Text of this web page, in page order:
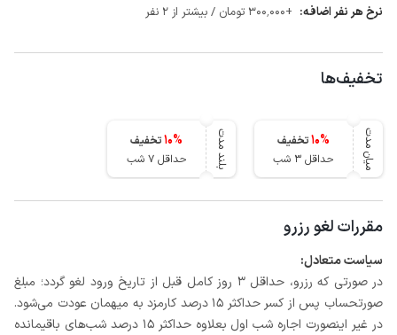
نرخ هر نفر اضافه: +300٬000 تومان / بیشتر از 2 نفر
تخفیف‌ها
میان مدت 10%
تخفیف
حداقل 3 شب
بلند مدت 10%
تخفیف
حداقل 7 شب
مقررات لغو رزرو
سیاست متعادل:
در صورتی که رزرو، حداقل 3 روز کامل قبل از تاریخ ورود لغو گردد؛ مبلغ
صورتحساب پس از کسر حداکثر 15 درصد کارمزد به میهمان عودت می‌شود.
در غیر اینصورت اجاره شب اول بعلاوه حداکثر 15 درصد شب‌های باقیمانده